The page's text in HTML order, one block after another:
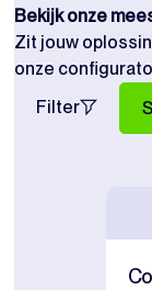
Bekijk onze
Zit jouw
onze
Filter